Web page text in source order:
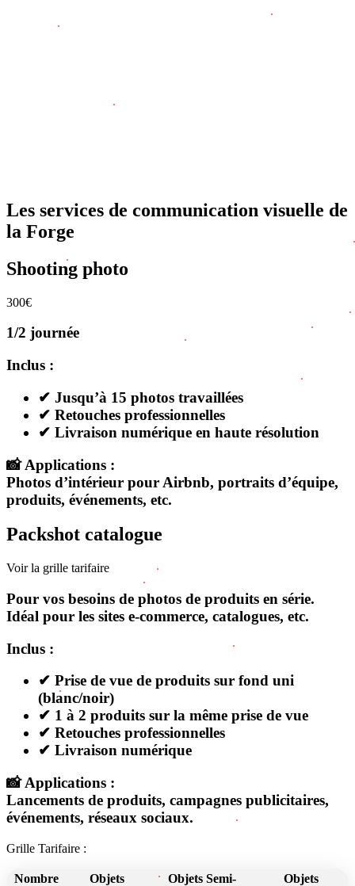
Les services de communication visuelle de
la Forge
Shooting photo
300€
1/2 journée
Inclus :
✔ Jusqu’à 15 photos travaillées
✔ Retouches professionnelles
✔ Livraison numérique en haute résolution
📸 Applications :
Photos d’intérieur pour Airbnb, portraits d’équipe,
produits, événements, etc.
Packshot catalogue
Voir la grille tarifaire
Pour vos besoins de photos de produits en série.
Idéal pour les sites e-commerce, catalogues, etc.
Inclus :
✔ Prise de vue de produits sur fond uni
(blanc/noir)
✔ 1 à 2 produits sur la même prise de vue
✔ Retouches professionnelles
✔ Livraison numérique
📸 Applications :
Lancements de produits, campagnes publicitaires,
événements, réseaux sociaux.
Grille Tarifaire :
Nombre
Objets
Objets Semi-
Objets